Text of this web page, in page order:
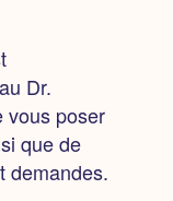
Dr.
vous poser
que de
demandes.